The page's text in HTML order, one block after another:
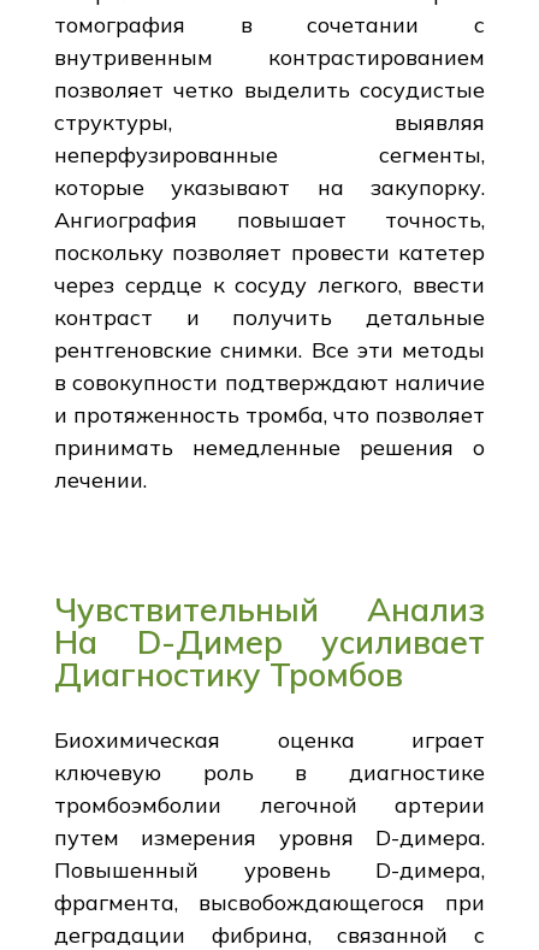
томография в сочетании с
внутривенным контрастированием
позволяет четко выделить сосудистые
структуры, выявляя
неперфузированные сегменты,
которые указывают на закупорку.
Ангиография повышает точность,
поскольку позволяет провести катетер
через сердце к сосуду легкого, ввести
контраст и получить детальные
рентгеновские снимки. Все эти методы
в совокупности подтверждают наличие
и протяженность тромба, что позволяет
принимать немедленные решения о
лечении.
Чувствительный Анализ
На D-Димер усиливает
Диагностику Тромбов
Биохимическая оценка играет
ключевую роль в диагностике
тромбоэмболии легочной артерии
путем измерения уровня D-димера.
Повышенный уровень D-димера,
фрагмента, высвобождающегося при
деградации фибрина, связанной с